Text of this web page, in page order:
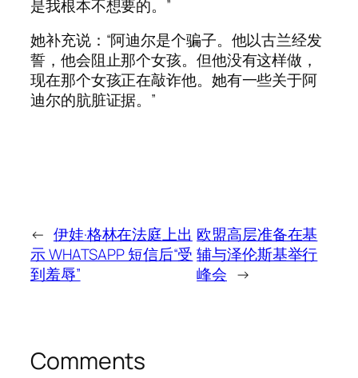
是我根本不想要的。”
她补充说：“阿迪尔是个骗子。他以古兰经发
誓，他会阻止那个女孩。但他没有这样做，
现在那个女孩正在敲诈他。她有一些关于阿
迪尔的肮脏证据。”
← 伊娃·格林在法庭上出
示 WHATSAPP 短信后“受
到羞辱”
欧盟高层准备在基
辅与泽伦斯基举行
峰会 →
Comments